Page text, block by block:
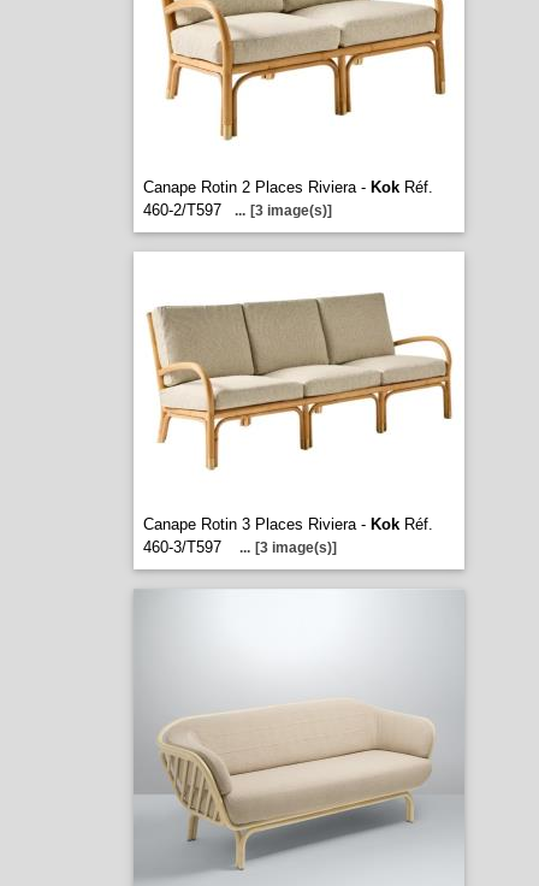
Canape Rotin 2 Places Riviera - KokRéf.
460-2/T597
... [3 image(s)]
Canape Rotin 3 Places Riviera - KokRéf.
460-3/T597
... [3 image(s)]